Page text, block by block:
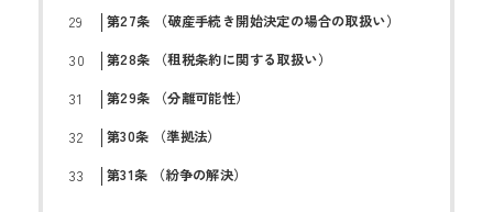
第27条 （破産手続き開始決定の場合の取扱い）
第28条 （租税条約に関する取扱い）
第29条 （分離可能性）
第30条 （準拠法）
第31条 （紛争の解決）